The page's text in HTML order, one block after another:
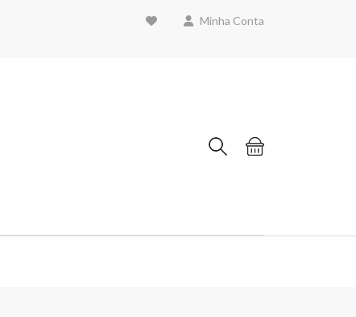
Minha Conta